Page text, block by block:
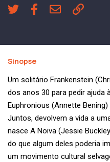
Sinopse
Um solitário Frankenstein
dos anos 30 para pedir ajuda
Euphronious (Annette
Juntos, devolvem a vida a
nasce A Noiva (Jessie
do que algum deles poderia
um movimento cultural